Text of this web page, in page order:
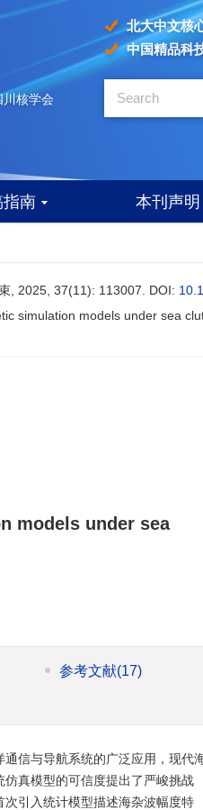
核学会
北大中文核
中国精品科
南 本刊声明
, 2025, 37(11): 113007. DOI:
simulation models under sea
models under sea
参考文献(17)
信与导航系统的广泛应用，现代
仿真模型的可信度提出了严峻挑战
次引入统计模型描述海杂波幅度特